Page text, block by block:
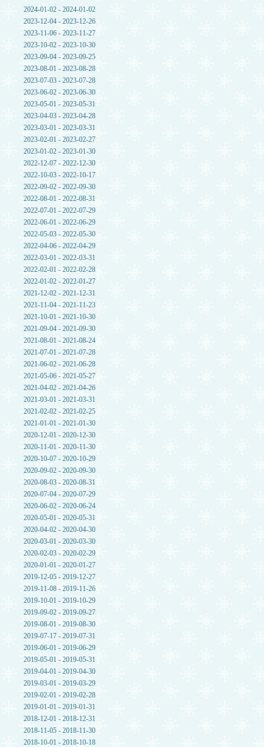
2024-01-02 - 2024-01-02
2023-12-04 - 2023-12-26
2023-11-06 - 2023-11-27
2023-10-02 - 2023-10-30
2023-09-04 - 2023-09-25
2023-08-01 - 2023-08-28
2023-07-03 - 2023-07-28
2023-06-02 - 2023-06-30
2023-05-01 - 2023-05-31
2023-04-03 - 2023-04-28
2023-03-01 - 2023-03-31
2023-02-01 - 2023-02-27
2023-01-02 - 2023-01-30
2022-12-07 - 2022-12-30
2022-10-03 - 2022-10-17
2022-09-02 - 2022-09-30
2022-08-01 - 2022-08-31
2022-07-01 - 2022-07-29
2022-06-01 - 2022-06-29
2022-05-03 - 2022-05-30
2022-04-06 - 2022-04-29
2022-03-01 - 2022-03-31
2022-02-01 - 2022-02-28
2022-01-02 - 2022-01-27
2021-12-02 - 2021-12-31
2021-11-04 - 2021-11-23
2021-10-01 - 2021-10-30
2021-09-04 - 2021-09-30
2021-08-01 - 2021-08-24
2021-07-01 - 2021-07-28
2021-06-02 - 2021-06-28
2021-05-06 - 2021-05-27
2021-04-02 - 2021-04-26
2021-03-01 - 2021-03-31
2021-02-02 - 2021-02-25
2021-01-01 - 2021-01-30
2020-12-01 - 2020-12-30
2020-11-01 - 2020-11-30
2020-10-07 - 2020-10-29
2020-09-02 - 2020-09-30
2020-08-03 - 2020-08-31
2020-07-04 - 2020-07-29
2020-06-02 - 2020-06-24
2020-05-01 - 2020-05-31
2020-04-02 - 2020-04-30
2020-03-01 - 2020-03-30
2020-02-03 - 2020-02-29
2020-01-01 - 2020-01-27
2019-12-05 - 2019-12-27
2019-11-08 - 2019-11-26
2019-10-01 - 2019-10-29
2019-09-02 - 2019-09-27
2019-08-01 - 2019-08-30
2019-07-17 - 2019-07-31
2019-06-01 - 2019-06-29
2019-05-01 - 2019-05-31
2019-04-01 - 2019-04-30
2019-03-01 - 2019-03-29
2019-02-01 - 2019-02-28
2019-01-01 - 2019-01-31
2018-12-01 - 2018-12-31
2018-11-05 - 2018-11-30
2018-10-01 - 2018-10-18